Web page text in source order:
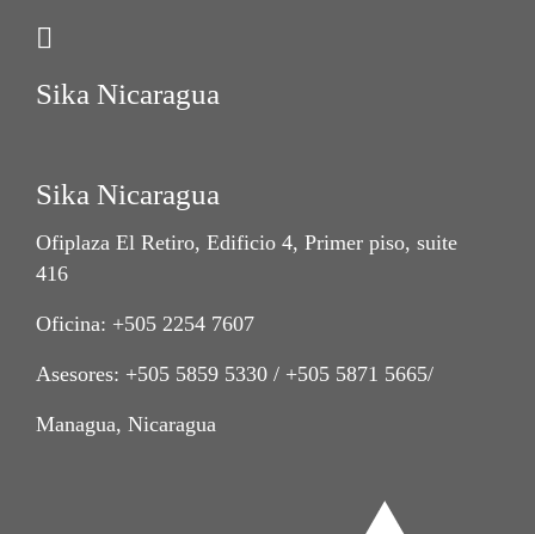
Sika Nicaragua
Sika Nicaragua
Ofiplaza El Retiro, Edificio 4, Primer piso, suite
416
Oficina: +505 2254 7607
Asesores: +505 5859 5330 / +505 5871 5665/
Managua, Nicaragua